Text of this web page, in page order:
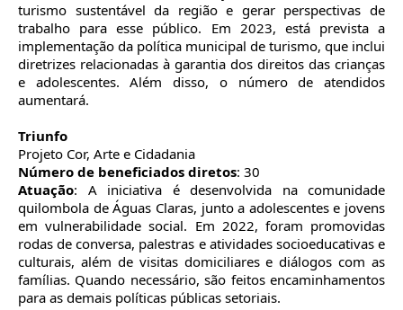
turismo sustentável da região e gerar perspectivas de
trabalho para esse público. Em 2023, está prevista a
implementação da política municipal de turismo, que inclui
diretrizes relacionadas à garantia dos direitos das crianças
e adolescentes. Além disso, o número de atendidos
aumentará.
Triunfo
Projeto Cor, Arte e Cidadania
Número de beneficiados diretos: 30
Atuação: A iniciativa é desenvolvida na comunidade
quilombola de Águas Claras, junto a adolescentes e jovens
em vulnerabilidade social. Em 2022, foram promovidas
rodas de conversa, palestras e atividades socioeducativas e
culturais, além de visitas domiciliares e diálogos com as
famílias. Quando necessário, são feitos encaminhamentos
para as demais políticas públicas setoriais.